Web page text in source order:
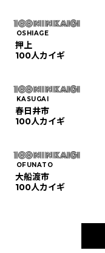
OSHIAGE
押上
100人カイギ
KASUGAI
春日井市
100人カイギ
OFUNATO
大船渡市
100人カイギ